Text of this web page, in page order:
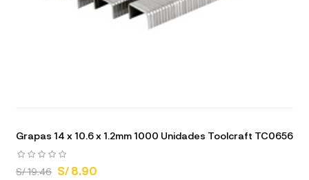
Grapas 14 x 10.6 x 1.2mm 1000 Unidades Toolcraft TC0656
S/ 19.46 S/ 8.90